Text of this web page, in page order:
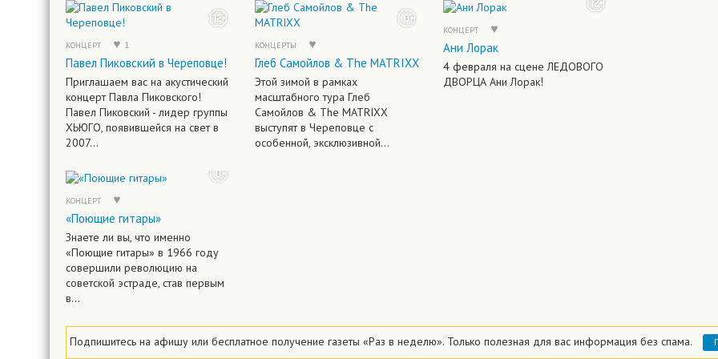
КОНЦЕРТ 1
Павел Пиковский в Череповце!
Приглашаем вас на акустический
концерт Павла Пиковского!
Павел Пиковский - лидер группы
ХЬЮГО, появившейся на свет в
2007...
КОНЦЕРТЫ
Глеб Самойлов & The MATRIXX
Этой зимой в рамках
масштабного тура Глеб
Самойлов & The MATRIXX
выступят в Череповце с
особенной, эксклюзивной...
КОНЦЕРТ
Ани Лорак
4 февраля на сцене ЛЕДОВОГО
ДВОРЦА Ани Лорак!
КОНЦЕРТ
«Поющие гитары»
Знаете ли вы, что именно
«Поющие гитары» в 1966 году
совершили революцию на
советской эстраде, став первым
в...
Подпишитесь на афишу или бесплатное получение газеты «Раз в неделю». Только полезная для вас информация без спама.